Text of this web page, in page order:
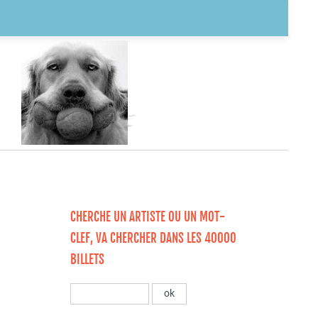
CHERCHE UN ARTISTE OU UN MOT-
CLEF, VA CHERCHER DANS LES 40000
BILLETS